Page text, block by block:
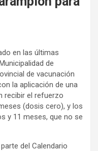
en las últimas
de
de vacunación
la aplicación de una
recibir el refuerzo
(dosis cero), y los
y 11 meses, que no se
del Calendario